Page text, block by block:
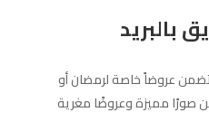
بالبريد
عروضاً خاصة لرمضان أو
صورًا مميزة وعروضًا مغرية